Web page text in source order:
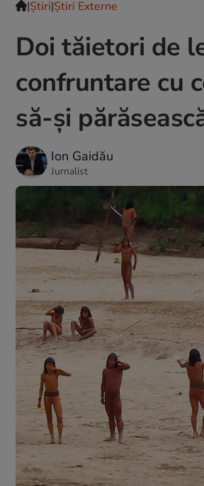
|Ştiri|Știri Externe
Doi tăietori de
confruntare cu
să-și
Ion Gaidău
Jurnalist